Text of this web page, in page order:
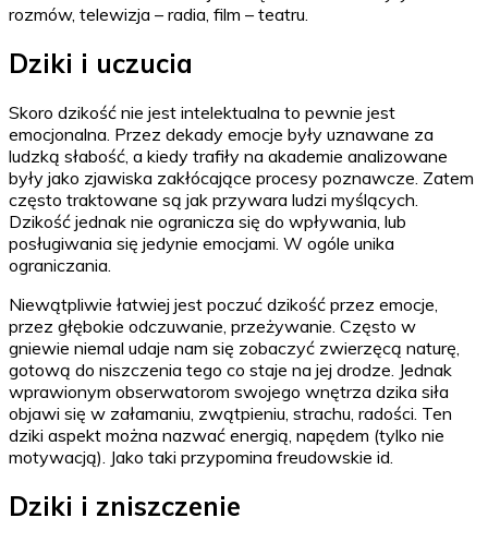
rozmów, telewizja – radia, film – teatru.
Dziki i uczucia
Skoro dzikość nie jest intelektualna to pewnie jest
emocjonalna. Przez dekady emocje były uznawane za
ludzką słabość, a kiedy trafiły na akademie analizowane
były jako zjawiska zakłócające procesy poznawcze. Zatem
często traktowane są jak przywara ludzi myślących.
Dzikość jednak nie ogranicza się do wpływania, lub
posługiwania się jedynie emocjami. W ogóle unika
ograniczania.
Niewątpliwie łatwiej jest poczuć dzikość przez emocje,
przez głębokie odczuwanie, przeżywanie. Często w
gniewie niemal udaje nam się zobaczyć zwierzęcą naturę,
gotową do niszczenia tego co staje na jej drodze. Jednak
wprawionym obserwatorom swojego wnętrza dzika siła
objawi się w załamaniu, zwątpieniu, strachu, radości. Ten
dziki aspekt można nazwać energią, napędem (tylko nie
motywacją). Jako taki przypomina freudowskie id.
Dziki i zniszczenie